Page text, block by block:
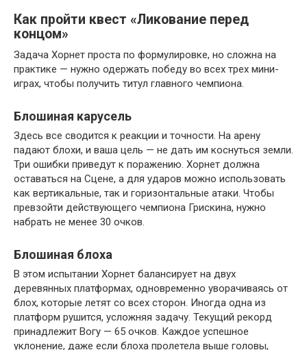
Как пройти квест «Ликование перед
концом»
Задача Хорнет проста по формулировке, но сложна на
практике — нужно одержать победу во всех трех мини-
играх, чтобы получить титул главного чемпиона.
Блошиная карусель
Здесь все сводится к реакции и точности. На арену
падают блохи, и ваша цель — не дать им коснуться земли.
Три ошибки приведут к поражению. Хорнет должна
оставаться на Сцене, а для ударов можно использовать
как вертикальные, так и горизонтальные атаки. Чтобы
превзойти действующего чемпиона Грискина, нужно
набрать не менее 30 очков.
Блошиная блоха
В этом испытании Хорнет балансирует на двух
деревянных платформах, одновременно уворачиваясь от
блох, которые летят со всех сторон. Иногда одна из
платформ рушится, усложняя задачу. Текущий рекорд
принадлежит Вогу — 65 очков. Каждое успешное
уклонение, даже если блоха пролетела выше головы,